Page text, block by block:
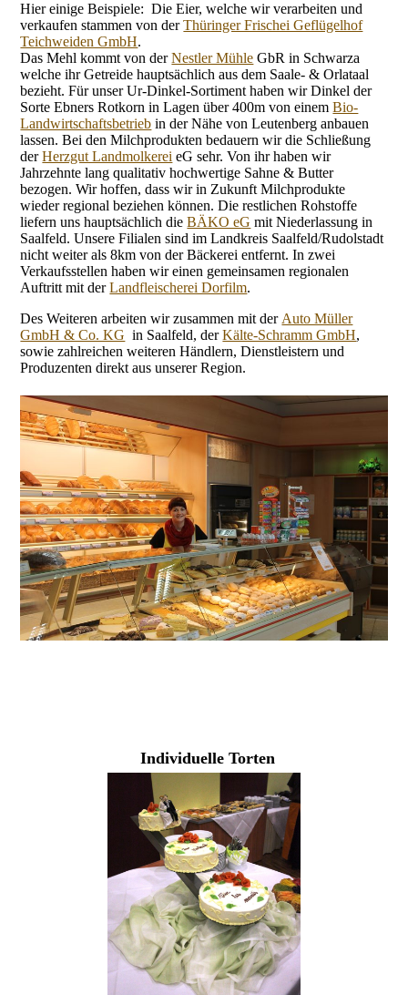
Hier einige Beispiele: Die Eier, welche wir verarbeiten und
verkaufen stammen von derThüringer Frischei Geflügelhof
Teichweiden GmbH.
Das Mehl kommt von derNestler Mühle GbR in Schwarza
welche ihr Getreide hauptsächlich aus dem Saale- & Orlataal
bezieht. Für unser Ur-Dinkel-Sortiment haben wir Dinkel der
Sorte Ebners Rotkorn in Lagen über 400m von einemBio-
Landwirtschaftsbetrieb in der Nähe von Leutenberg anbauen
lassen. Bei den Milchprodukten bedauern wir die Schließung
derHerzgut Landmolkerei eG sehr. Von ihr haben wir
Jahrzehnte lang qualitativ hochwertige Sahne & Butter
bezogen. Wir hoffen, dass wir in Zukunft Milchprodukte
wieder regional beziehen können. Die restlichen Rohstoffe
liefern uns hauptsächlich dieBÄKO eG mit Niederlassung in
Saalfeld. Unsere Filialen sind im Landkreis Saalfeld/Rudolstadt
nicht weiter als 8km von der Bäckerei entfernt. In zwei
Verkaufsstellen haben wir einen gemeinsamen regionalen
Auftritt mit derLandfleischerei Dorfilm.
Des Weiteren arbeiten wir zusammen mit der Auto Müller
GmbH & Co. KG in Saalfeld, derKälte-Schramm GmbH,
sowie zahlreichen weiteren Händlern, Dienstleistern und
Produzenten direkt aus unserer Region.
Individuelle Torten